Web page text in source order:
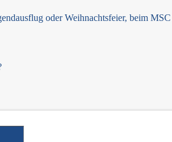
oder Weihnachtsfeier, beim